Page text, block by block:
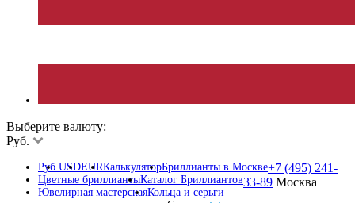
Выберите валюту:
Руб.
Руб.USDEURКалькуляторБриллианты в Москве
Цветные бриллиантыКаталог Бриллиантов
Ювелирная мастерскаяКольца и серьги
+7 (495) 241-
33-89 Москва